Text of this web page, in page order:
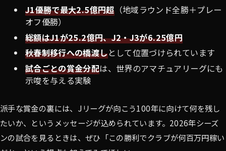
J1優勝で最大2.5億円超（地域ラウンド全勝＋プレー
オフ優勝）
総額はJ1が25.2億円、J2・J3が6.25億円
秋春制移行への橋渡しとして位置づけられています
試合ごとの賞金分配は、世界のアマチュアリーグにも
示唆を与える実験
派手な賞金の裏には、Jリーグが向こう100年に向けて何を残し
たいか、というメッセージが込められています。2026年シーズ
ンの試合を見るときは、ぜひ「この勝利でクラブが何百万円稼い